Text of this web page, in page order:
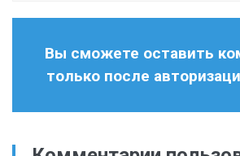
Вы сможете оставить
только после